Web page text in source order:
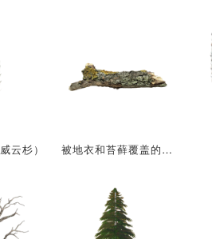
云杉） 被地衣和苔藓覆盖的干枯树枝